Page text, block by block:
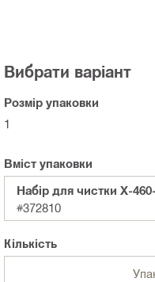
Вибрати варіант
Розмір упаковки
1
Вміст упаковки
Набiр для чистки X-
#372810
Кількість